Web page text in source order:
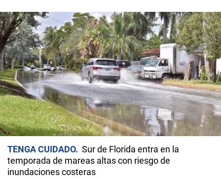
TENGA CUIDADO
Sur de Florida entra en la
temporada de mareas altas con riesgo de
inundaciones costeras